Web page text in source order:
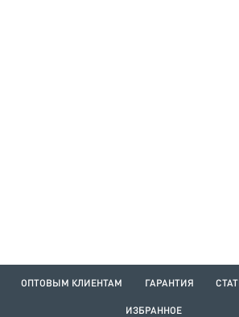
ОПТОВЫМ КЛИЕНТАМ ГАРАНТИЯ
ИЗБРАННОЕ